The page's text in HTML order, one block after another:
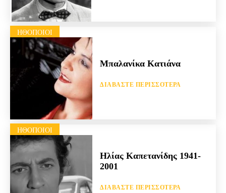
HΘΟΠΟΙΟΊ
Μπαλανίκα Κατιάνα
ΔΙΑΒΆΣΤΕ ΠΕΡΙΣΣΌΤΕΡΑ
HΘΟΠΟΙΟΊ
Ηλίας Καπετανίδης 1941-
2001
ΔΙΑΒΆΣΤΕ ΠΕΡΙΣΣΌΤΕΡΑ